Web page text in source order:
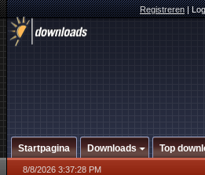
Registreren|
Startpagina Downloads Top
8/8/2026 3:37:28 PM